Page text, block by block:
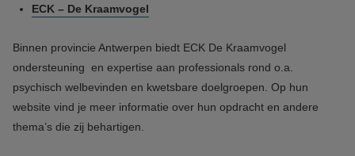
ECK – De Kraamvogel
Binnen provincie Antwerpen biedt ECK De Kraamvogel
ondersteuning en expertise aan professionals rond o.a.
psychisch welbevinden en kwetsbare doelgroepen. Op hun
website vind je meer informatie over hun opdracht en andere
thema’s die zij behartigen.